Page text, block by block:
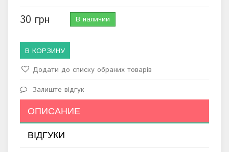
30 грн В наличии
В КОРЗИНУ
Додати до списку обраних товарів
Залиште відгук
ОПИСАНИЕ
ВІДГУКИ